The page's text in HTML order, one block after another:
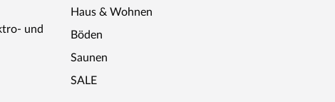
Saunasteine sind für alle Saunaöfen
bei der Wärmespeicherung. Diabassteine sind
werden:
und
Haus & Wohnen
Böden
Saunen
SALE